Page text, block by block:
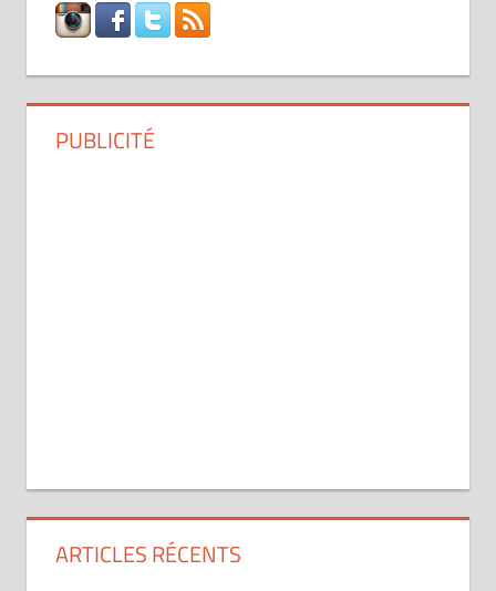
PUBLICITÉ
ARTICLES RÉCENTS